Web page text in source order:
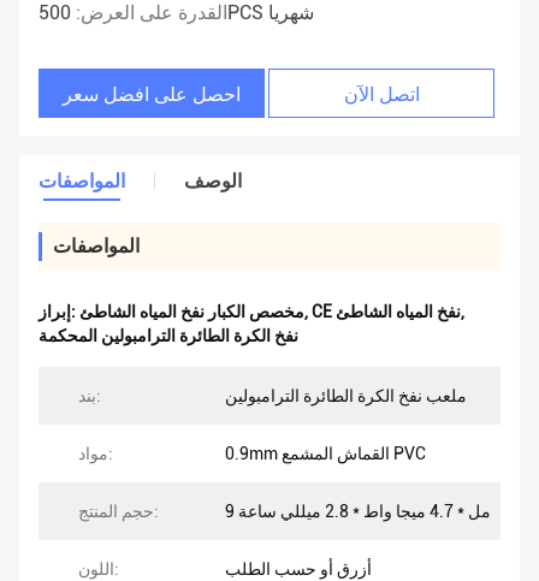
القدرة على العرض: 500PCS شهريا
احصل على افضل سعر اتصل الآن
المواصفات الوصف
المواصفات
إبراز: مخصص الكبار نفخ المياه الشاطئ, CE نفخ المياه الشاطئ,
نفخ الكرة الطائرة الترامبولين المحكمة
بند: ملعب نفخ الكرة الطائرة الترامبولين
مواد: 0.9mm القماش المشمع PVC
حجم المنتج: 9 مل * 4.7 ميجا واط * 2.8 ميللي ساعة
اللون: أزرق أو حسب الطلب